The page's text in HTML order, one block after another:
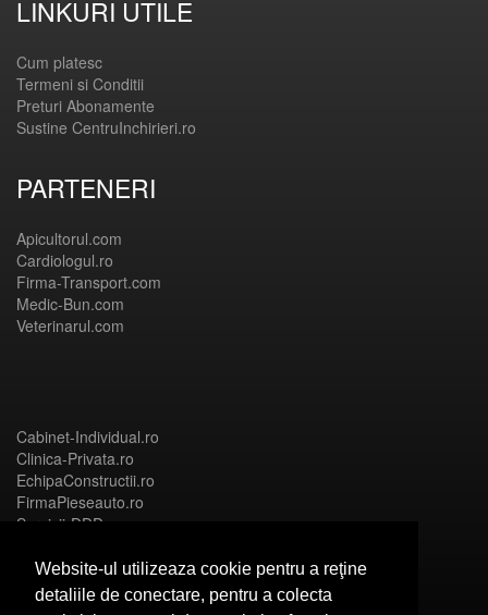
Website-ul utilizeaza cookie pentru a reţine
detaliile de conectare, pentru a colecta
LINKURI UTILE
Cum platesc
Termeni si Conditii
Preturi Abonamente
Sustine CentruInchirieri.ro
PARTENERI
Apicultorul.com
Cardiologul.ro
Firma-Transport.com
Medic-Bun.com
Veterinarul.com
Cabinet-Individual.ro
Clinica-Privata.ro
EchipaConstructii.ro
FirmaPieseauto.ro
Servicii-DDD.com